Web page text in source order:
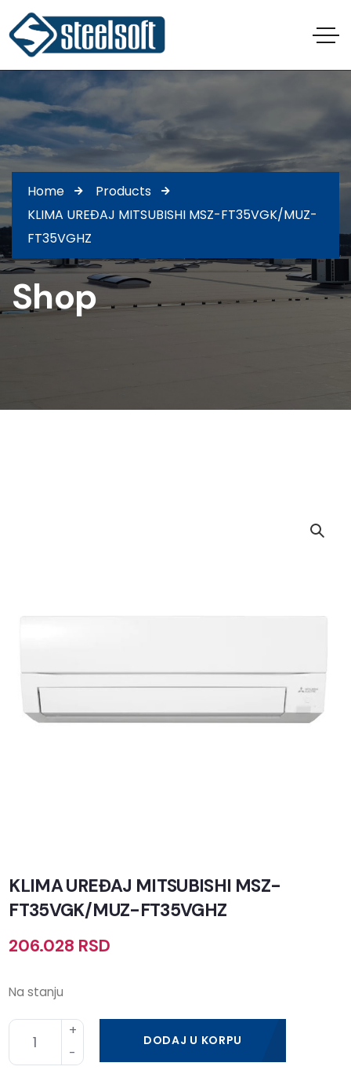
Home
Products
KLIMA UREĐAJ MITSUBISHI MSZ-FT35VGK/MUZ-
FT35VGHZ
Shop
KLIMA UREĐAJ MITSUBISHI MSZ-
FT35VGK/MUZ-FT35VGHZ
206.028 RSD
Na stanju
DODAJ U KORPU